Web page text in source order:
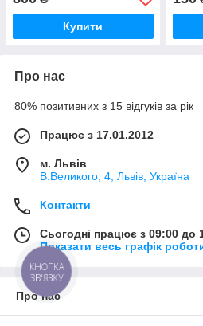
Купити
Про нас
80% позитивних з 15 відгуків за рік
Працює з 17.01.2012
м. Львів
В.Великого, 4, Львів, Україна
Контакти
Сьогодні працює з 09:00 до
Показати весь графік
Про нас
КНОПКА
ЗВ'ЯЗКУ